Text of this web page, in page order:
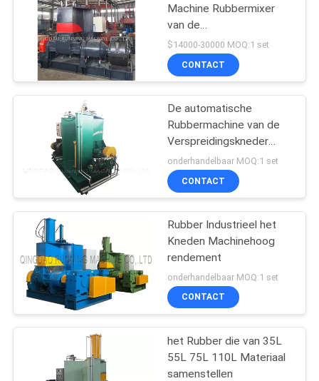
Machine Rubbermixer
van de
Verspreidingskneder met
het Certificaat van Ce
Iso9001
$14000-30000 MOQ:1 set
CONTACT
De automatische
Rubbermachine van de
Verspreidingskneder
voor rubbermixing75l
met Divers Drijfsysteem
onderhandelbaar MOQ:1 set
CONTACT
Rubber Industrieel het
Kneden Machinehoog
rendement
onderhandelbaar MOQ:1 set
CONTACT
het Rubber die van 35L
55L 75L 110L Materiaal
samenstellen